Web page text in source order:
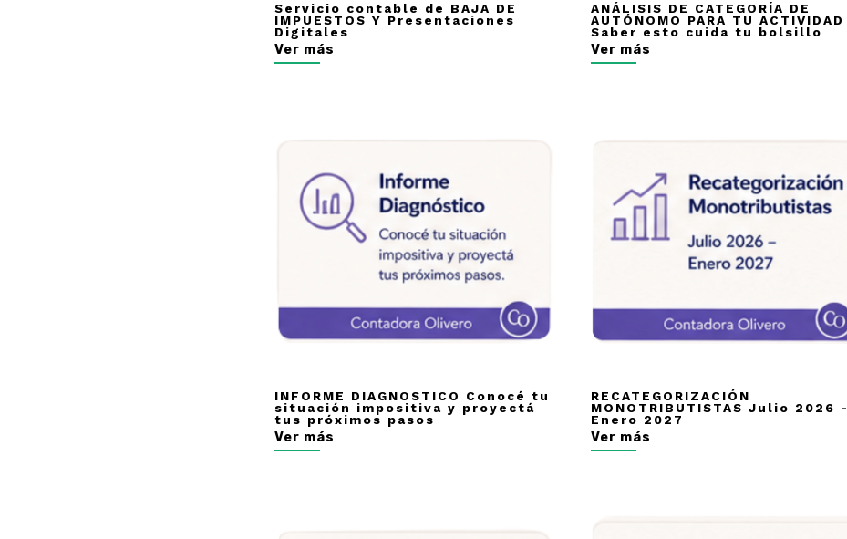
Servicio contable de BAJA DE
IMPUESTOS Y Presentaciones
Digitales
Ver más
ANÁLISIS DE CATEGORÍA DE
AUTÓNOMO PARA TU ACTIVIDAD
Saber esto cuida tu bolsillo
Ver más
INFORME DIAGNOSTICO Conocé tu
situación impositiva y proyectá
tus próximos pasos
Ver más
RECATEGORIZACIÓN
MONOTRIBUTISTAS Julio 2026 -
Enero 2027
Ver más